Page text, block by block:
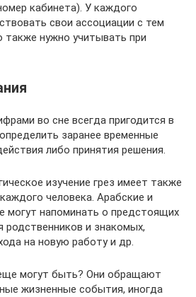
кабинета). У каждого
свои ассоциации с тем
нужно учитывать при
во сне всегда пригодится в
заранее временные
либо принятия решения.
изучение грез имеет также
человека. Арабские и
могут напоминать о предстоящих
родственников и знакомых,
на новую работу и др.
могут быть? Они обращают
жизненные события, иногда